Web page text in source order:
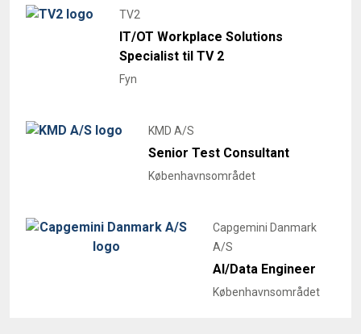
TV2
IT/OT Workplace Solutions
Specialist til TV 2
Fyn
KMD A/S
Senior Test Consultant
Københavnsområdet
Capgemini Danmark
A/S
AI/Data Engineer
Københavnsområdet